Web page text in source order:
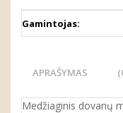
Gamintojas:
APRAŠYMAS
Medžiaginis dovanų